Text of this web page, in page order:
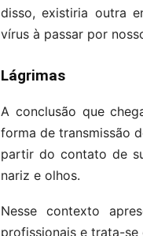
disso, existiria outra
vírus à passar por
Lágrimas
A conclusão que
forma de transmissão
partir do contato de
nariz e olhos.
Nesse contexto
profissionais e trata-se